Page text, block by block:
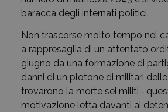
baracca degli internati politici.
Non trascorse molto tempo nel
a rappresaglia di un attentato
giugno da una formazione di
danni di un plotone di militari delle
trovarono la morte sei militi ˗
motivazione letta davanti ai